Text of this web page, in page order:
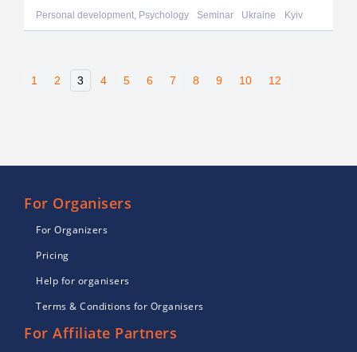
Personal development, Psychology Seminar Ukraine Kyiv
1 2 3 4 5 6 7 8 9 10 12
For Organisers
For Organizers
Pricing
Help for organisers
Terms & Conditions for Organisers
For Affiliate Partners